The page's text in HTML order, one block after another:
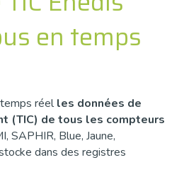
en temps
réelles données de
(TIC) de tous les compteurs
SAPHIR, Blue, Jaune,
dans des registres